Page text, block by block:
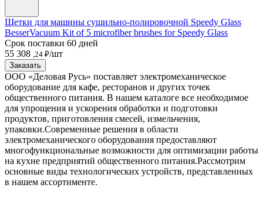
Щетки для машины сушильно-полировочной Speedy Glass
BesserVacuum Kit of 5 microfiber brushes for Speedy Glass
Срок поставки 60 дней
55 308 ,24 ₽/шт
Заказать
ООО «Деловая Русь» поставляет электромеханическое
оборудование для кафе, ресторанов и других точек
общественного питания. В нашем каталоге все необходимое
для упрощения и ускорения обработки и подготовки
продуктов, приготовления смесей, измельчения,
упаковки.Современные решения в области
электромеханического оборудования предоставляют
многофункциональные возможности для оптимизации работы
на кухне предприятий общественного питания.Рассмотрим
основные виды технологических устройств, представленных
в нашем ассортименте.